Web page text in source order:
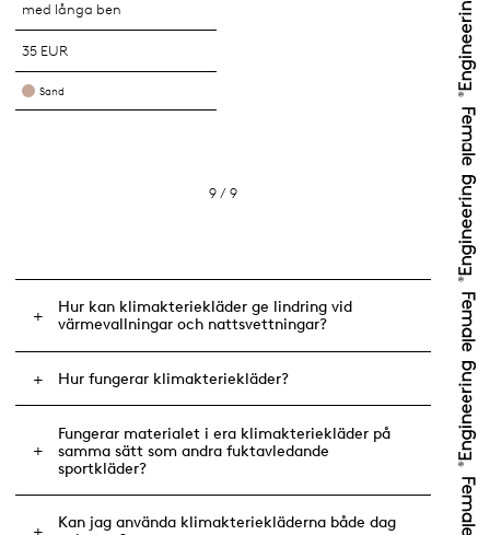
med långa ben
35 EUR
Sand
9 / 9
Hur kan klimakteriekläder ge lindring vid
värmevallningar och nattsvettningar?
Hur fungerar klimakteriekläder?
Fungerar materialet i era klimakteriekläder på
samma sätt som andra fuktavledande
sportkläder?
Kan jag använda klimakteriekläderna både dag